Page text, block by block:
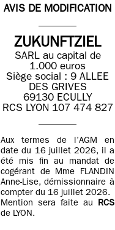
AVIS DE MODIFICATION
ZUKUNFTZIEL
SARL au capital de
1.000 euros
Siège social : 9 ALLEE
DES GRIVES
69130 ECULLY
RCS LYON 107 474 827
Aux termes de l’AGM en
date du 16 juillet 2026, il a
été mis fin au mandat de
cogérant de Mme FLANDIN
Anne-Lise, démissionnaire à
compter du 16 juillet 2026.
Mention sera faite au RCS
de LYON.